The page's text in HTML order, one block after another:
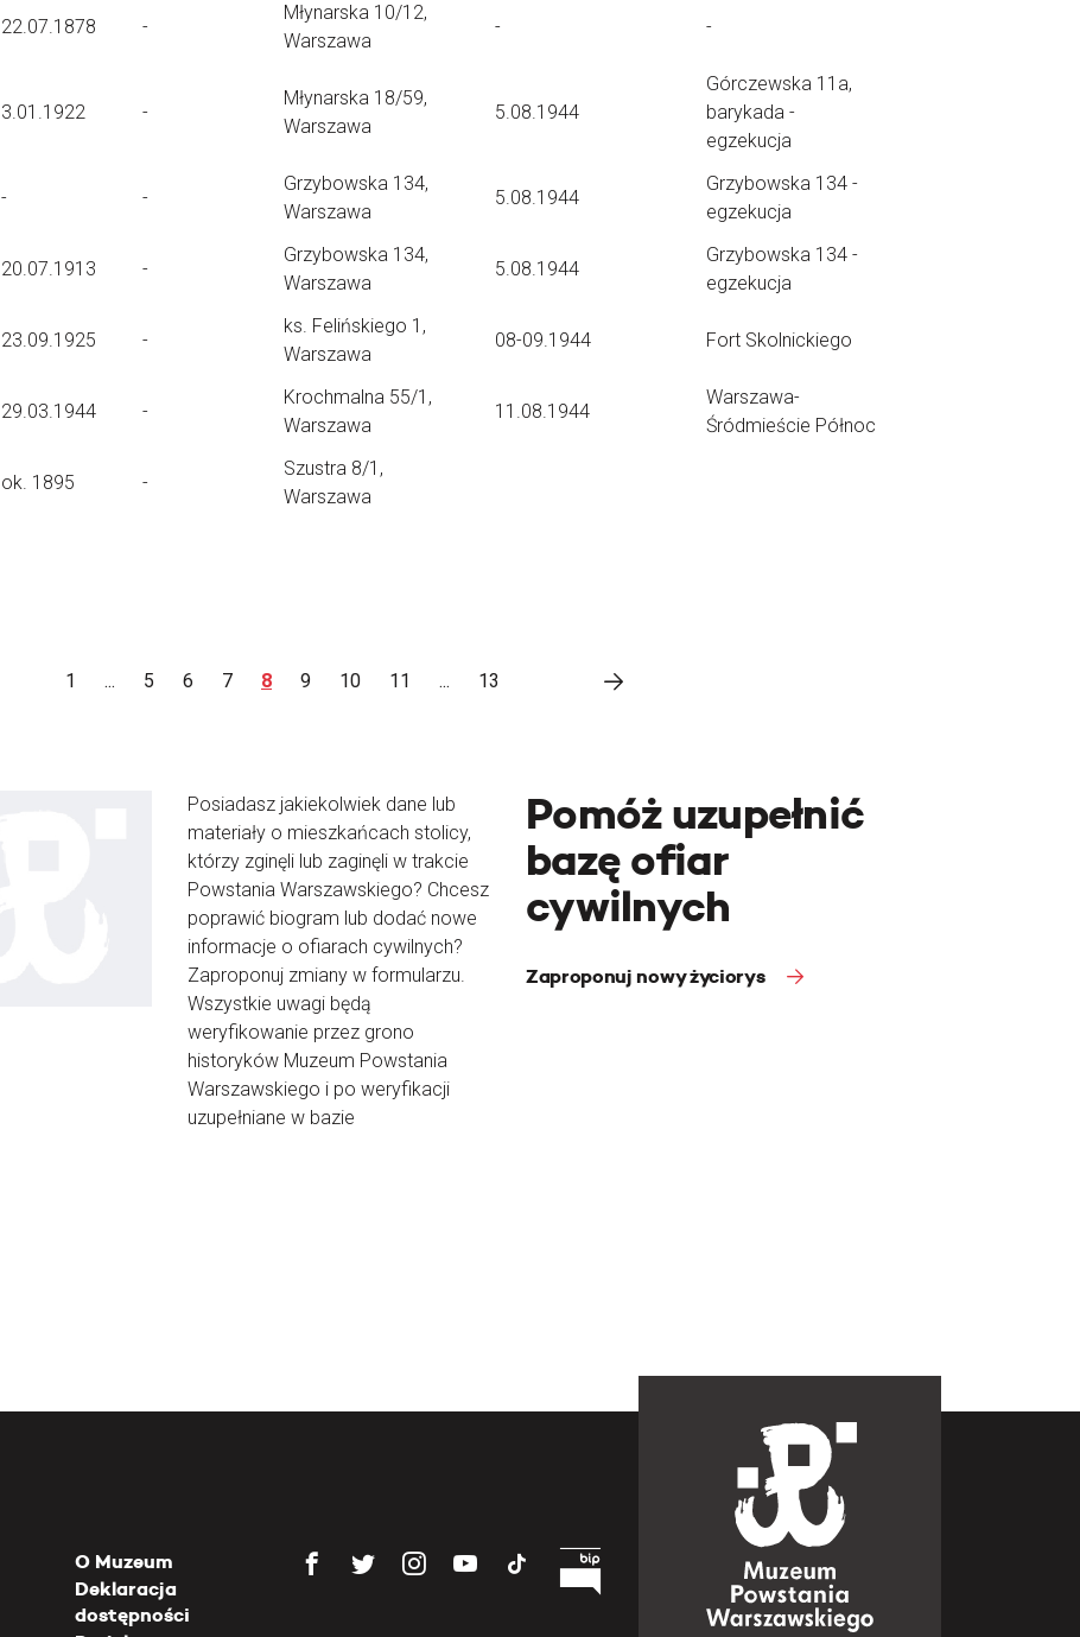
22.07.1878 -
Młynarska 10/12,
Warszawa
- -
3.01.1922 -
Młynarska 18/59,
Warszawa
5.08.1944
Górczewska 11a,
barykada -
egzekucja
- -
Grzybowska 134,
Warszawa
5.08.1944
Grzybowska 134 -
egzekucja
20.07.1913 -
Grzybowska 134,
Warszawa
5.08.1944
Grzybowska 134 -
egzekucja
23.09.1925 -
ks. Felińskiego 1,
Warszawa
08-09.1944 Fort Skolnickiego
29.03.1944 -
Krochmalna 55/1,
Warszawa
11.08.1944
Warszawa-
Śródmieście Północ
ok. 1895 -
Szustra 8/1,
Warszawa
1 ... 5 6 7 8 9 10 11 ... 13
Posiadasz jakiekolwiek dane lub
materiały o mieszkańcach stolicy,
którzy zginęli lub zaginęli w trakcie
Powstania Warszawskiego? Chcesz
poprawić biogram lub dodać nowe
informacje o ofiarach cywilnych?
Zaproponuj zmiany w formularzu.
Wszystkie uwagi będą
weryfikowanie przez grono
historyków Muzeum Powstania
Warszawskiego i po weryfikacji
uzupełniane w bazie
Pomóż uzupełnić
bazę ofiar
cywilnych
Zaproponuj nowy życiorys
O Muzeum
Deklaracja
dostępności